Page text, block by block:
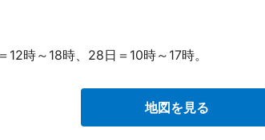
時～18時、28日＝10時～17時。
地図を見る